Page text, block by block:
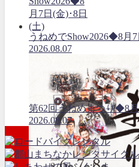
うねめでShow2026◆8月
2026.08.07
第62回うねめまつり◆8
2026.08.07